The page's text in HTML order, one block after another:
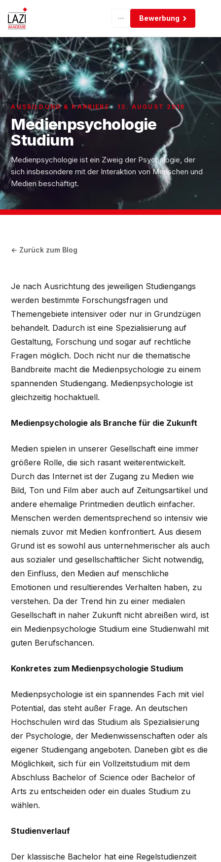
Bewerbung
AUSBILDUNG & KARRIERE · 13. AUGUST 2018
Medienpsychologie
Studium
Medienpsychologie ist ein Zweig der Psychologie, der
sich insbesondere mit der Interaktion von Menschen und
Medien beschäftigt.
← Zurück zum Blog
Je nach Ausrichtung des jeweiligen Studiengangs
werden bestimmte Forschungsfragen und
Themengebiete intensiver oder nur in Grundzügen
behandelt. Dadurch ist eine Spezialisierung auf
Gestaltung, Forschung und sogar auf rechtliche
Fragen möglich. Doch nicht nur die thematische
Bandbreite macht die Medienpsychologie zu einem
spannenden Studiengang. Medienpsychologie ist
gleichzeitig hochaktuell.
Medienpsychologie als Branche für die Zukunft
Medien spielen in unserer Gesellschaft eine immer
größere Rolle, die sich rasant weiterentwickelt.
Durch das Internet ist der Zugang zu Medien wie
Bild, Ton und Film aber auch auf Zeitungsartikel und
andere ehemalige Printmedien deutlich einfacher.
Menschen werden dementsprechend so intensiv wie
niemals zuvor mit Medien konfrontiert. Aus diesem
Grund ist es sowohl aus unternehmerischer als auch
aus sozialer und gesellschaftlicher Sicht notwendig,
den Einfluss, den Medien auf menschliche
Emotionen und resultierendes Verhalten haben, zu
verstehen. Da der Trend hin zu einer medialen
Gesellschaft in naher Zukunft nicht abreißen wird, ist
ein Medienpsychologie Studium eine Studienwahl mit
guten Berufschancen.
Konkretes zum Medienpsychologie Studium
Medienpsychologie ist ein spannendes Fach mit viel
Potential, das steht außer Frage. An deutschen
Hochschulen wird das Studium als Spezialisierung
der Psychologie, der Medienwissenschaften oder als
eigener Studiengang angeboten. Daneben gibt es die
Möglichkeit, sich für ein Vollzeitstudium mit dem
Abschluss Bachelor of Science oder Bachelor of
Arts zu entscheiden oder ein duales Studium zu
wählen.
Studienverlauf
Der klassische Bachelor hat eine Regelstudienzeit